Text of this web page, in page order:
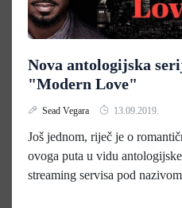
Nova antologijska
"Modern Love"
Sead Vegara 13.09.2019.
Još jednom, riječ je o
ovoga puta u vidu
streaming servisa pod